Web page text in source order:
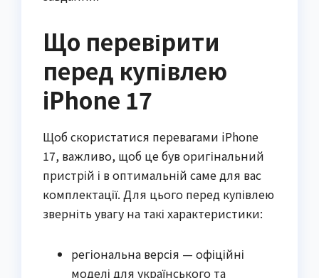
Що перевірити
перед купівлею
iPhone 17
Щоб скористатися перевагами iPhone
17, важливо, щоб це був оригінальний
пристрій і в оптимальній саме для вас
комплектації. Для цього перед купівлею
зверніть увагу на такі характеристики:
регіональна версія — офіційні
моделі для українського та